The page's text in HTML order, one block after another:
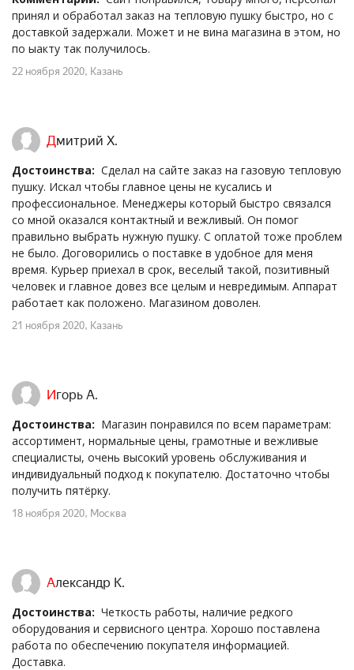
принял и обработал заказ на тепловую пушку быстро, но с
доставкой задержали. Может и не вина магазина в этом, но
по ыакту так получилось.
22 ноября 2020, Казань
Дмитрий Х.
Достоинства: Сделал на сайте заказ на газовую тепловую
пушку. Искал чтобы главное цены не кусались и
профессиональное. Менеджеры который быстро связался
со мной оказался контактный и вежливый. Он помог
правильно выбрать нужную пушку. С оплатой тоже проблем
не было. Договорились о поставке в удобное для меня
время. Курьер приехал в срок, веселый такой, позитивный
человек и главное довез все целым и невредимым. Аппарат
работает как положено. Магазином доволен.
21 ноября 2020, Казань
Игорь А.
Достоинства: Магазин понравился по всем параметрам:
ассортимент, нормальные цены, грамотные и вежливые
специалисты, очень высокий уровень обслуживания и
индивидуальный подход к покупателю. Достаточно чтобы
получить пятёрку.
18 ноября 2020, Москва
Александр К.
Достоинства: Четкость работы, наличие редкого
оборудования и сервисного центра. Хорошо поставлена
работа по обеспечению покупателя информацией.
Доставка.